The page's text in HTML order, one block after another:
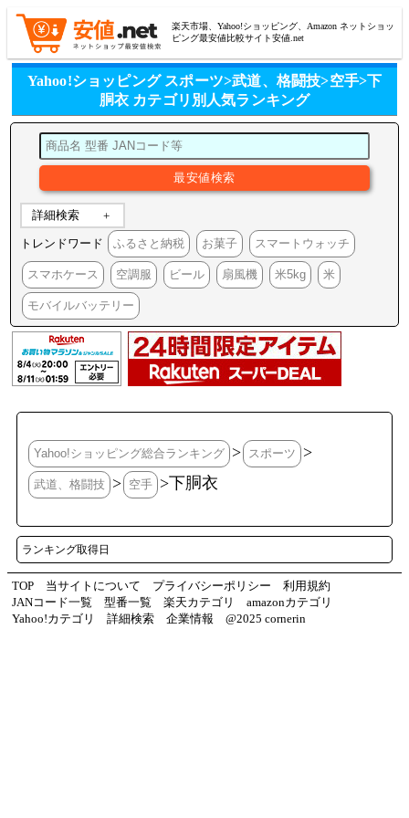
楽天市場、Yahoo!ショッピング、Amazon ネットショッ
ピング最安値比較サイト安値.net
Yahoo!ショッピング スポーツ>武道、格闘技>空手>下
胴衣 カテゴリ別人気ランキング
詳細検索
トレンドワード ふるさと納税 お菓子 スマートウォッチ
スマホケース 空調服 ビール 扇風機 米5kg 米
モバイルバッテリー
Yahoo!ショッピング総合ランキング > スポーツ >
武道、格闘技 > 空手 >下胴衣
ランキング取得日
TOP 当サイトについて プライバシーポリシー
利用規約
JANコード一覧
型番一覧 楽天カテゴリ
amazonカテゴリ
Yahoo!カテゴリ
詳細検索 企業情報 @2025 cornerin